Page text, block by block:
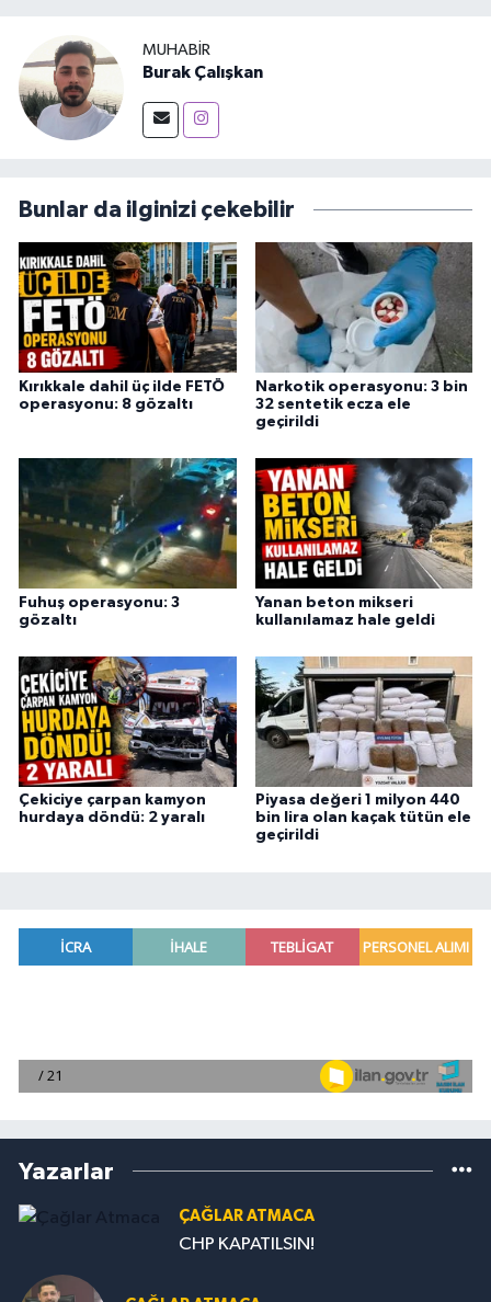
MUHABIR
Burak Çalışkan
Bunlar da ilginizi çekebilir
Kırıkkale dahil üç ilde FETÖ
operasyonu: 8 gözaltı
Narkotik operasyonu: 3 bin
32 sentetik ecza ele
geçirildi
Fuhuş operasyonu: 3
gözaltı
Yanan beton mikseri
kullanılamaz hale geldi
Çekiciye çarpan kamyon
hurdaya döndü: 2 yaralı
Piyasa değeri 1 milyon 440
bin lira olan kaçak tütün ele
geçirildi
Yazarlar
ÇAĞLAR ATMACA
CHP KAPATILSIN!